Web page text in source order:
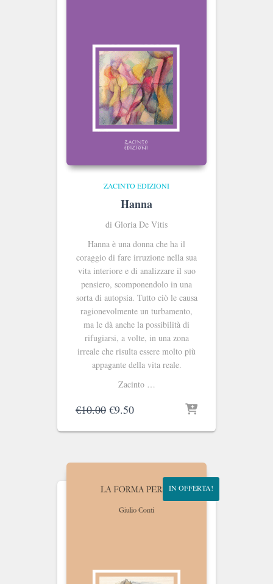
ZACINTO EDIZIONI
Hanna
di Gloria De Vitis
Hanna è una donna che ha il
coraggio di fare irruzione nella sua
vita interiore e di analizzare il suo
pensiero, scompo­nendolo in una
sorta di autopsia. Tutto ciò le causa
ragio­nevolmente un turbamento,
ma le dà anche la possibilità di
rifugiarsi, a volte, in una zona
irreale che risulta essere molto più
appagante della vita reale.
Zacinto …
€10.00 Il
originale
€10.00.
€9.50Il
attuale
€9.50.
IN OFFERTA!